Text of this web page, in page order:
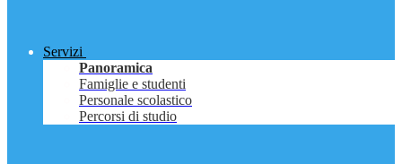
Servizi
Panoramica
Famiglie e studenti
Personale scolastico
Percorsi di studio